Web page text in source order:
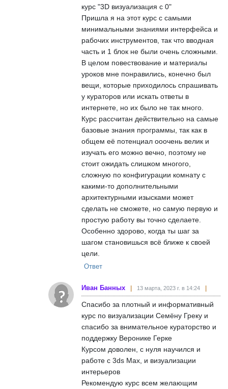
курс "3D визуализация с 0"
Пришла я на этот курс с самыми
минимальными знаниями интерфейса и
рабочих инструментов, так что вводная
часть и 1 блок не были очень сложными.
В целом повествование и материалы
уроков мне понравились, конечно был
вещи, которые приходилось спрашивать
у кураторов или искать ответы в
интернете, но их было не так много.
Курс рассчитан действительно на самые
базовые знания программы, так как в
общем её потенциал ооочень велик и
изучать его можно вечно, поэтому не
стоит ожидать слишком многого,
сложную по конфигурации комнату с
какими-то дополнительными
архитектурными изысками может
сделать не сможете, но самую первую и
простую работу вы точно сделаете.
Особенно здорово, когда ты шаг за
шагом становишься всё ближе к своей
цели.
Ответ
Иван Банных 13 марта, 2023 г. в 14:24
Спасибо за плотный и информативный
курс по визуализации Семёну Греку и
спасибо за внимательное кураторство и
поддержку Веронике Герке
Курсом доволен, с нуля научился и
работе с 3ds Max, и визуализации
интерьеров
Рекомендую курс всем желающим